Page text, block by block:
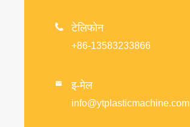
 टेलिफोन
+86-13583233866
 इ-मेल
info@ytplasticmachine.com